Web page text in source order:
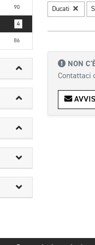
90
4
86
Ducati
NON
Contattaci